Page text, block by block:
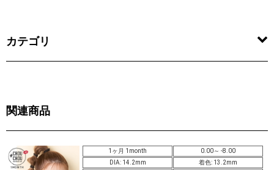
カテゴリ
関連商品
1ヶ月 1month
0.00～ -8.00
DIA: 14.2mm
着色: 13.2mm